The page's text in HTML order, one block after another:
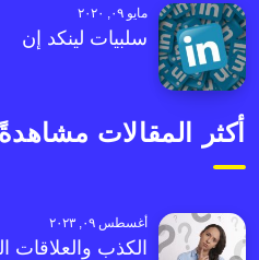
مايو ٠٩, ٢٠٢٠
سلبيات لينكد إن
أكثر المقالات مشاهدةً
أغسطس ٠٩, ٢٠٢٣
الكذب والعلاقات